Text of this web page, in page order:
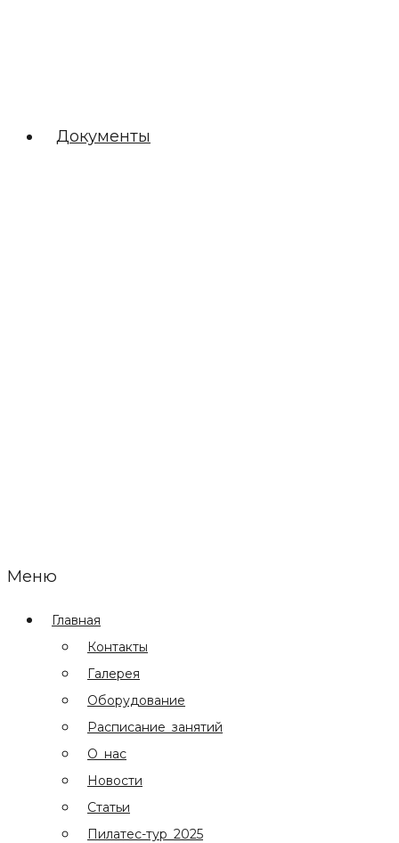
Документы
Меню
Главная
Контакты
Галерея
Оборудование
Расписание занятий
О нас
Новости
Статьи
Пилатес-тур 2025